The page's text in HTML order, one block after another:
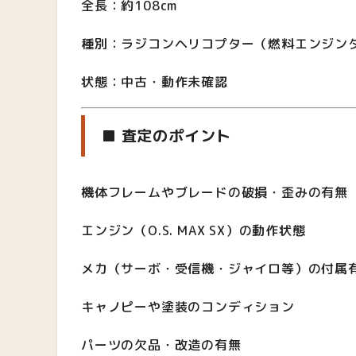
全長：約108cm
種別：ラジコンヘリコプター（燃料エンジン
状態：中古・動作未確認
■ 査定のポイント
機体フレームやブレードの破損・歪みの有無
エンジン（O.S. MAX SX）の動作状態
メカ（サーボ・受信機・ジャイロ等）の付属
キャノピーや塗装のコンディション
パーツの欠品・改造の有無